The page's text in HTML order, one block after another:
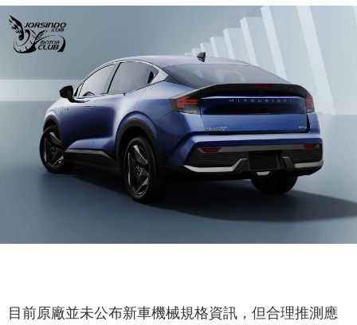
目前原廠並未公布新車機械規格資訊，但合理推測應